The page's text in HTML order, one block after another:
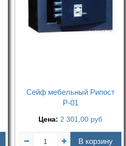
Сейф мебельный Рипост
Р-01
Цена: 2 301,00 руб
В корзину